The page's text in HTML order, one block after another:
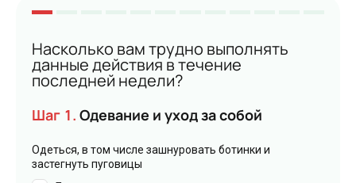
Насколько вам трудно выполнять
данные действия в течение
последней недели?
Шаг 1. Одевание и уход за собой
Одеться, в том числе зашнуровать ботинки и
застегнуть пуговицы